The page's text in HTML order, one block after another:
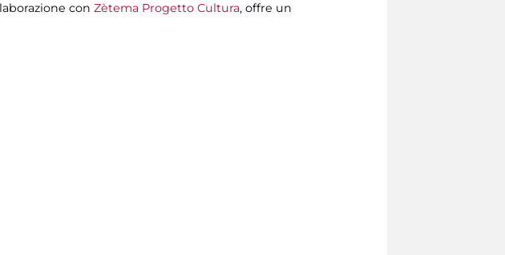
con Zètema Progetto Cultura, offre un